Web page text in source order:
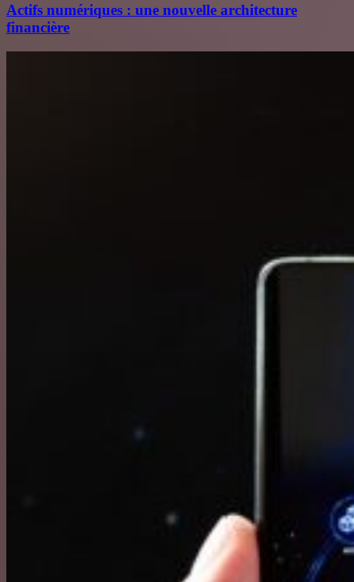
Actifs numériques : une nouvelle architecture
financière